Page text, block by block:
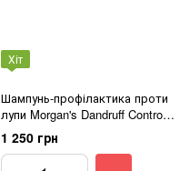
Хіт
Шампунь-профілактика проти
лупи Morgan's Dandruff Control
Shampoo 1 Litre
1 250 грн